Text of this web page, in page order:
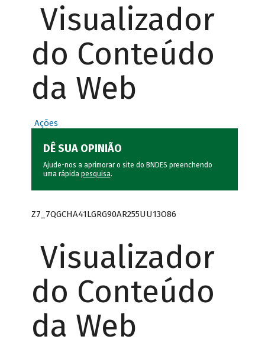
Visualizador
do Conteúdo
da Web
Ações
DÊ SUA OPINIÃO
Ajude-nos a aprimorar o site do BNDES preenchendo
uma rápida pesquisa.
Z7_7QGCHA41LGRG90AR255UU13O86
Visualizador
do Conteúdo
da Web